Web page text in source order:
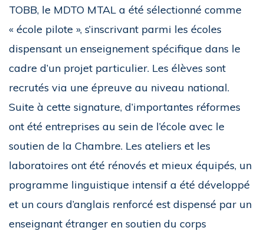
TOBB, le MDTO MTAL a été sélectionné comme
« école pilote », s’inscrivant parmi les écoles
dispensant un enseignement spécifique dans le
cadre d’un projet particulier. Les élèves sont
recrutés via une épreuve au niveau national.
Suite à cette signature, d’importantes réformes
ont été entreprises au sein de l’école avec le
soutien de la Chambre. Les ateliers et les
laboratoires ont été rénovés et mieux équipés, un
programme linguistique intensif a été développé
et un cours d’anglais renforcé est dispensé par un
enseignant étranger en soutien du corps